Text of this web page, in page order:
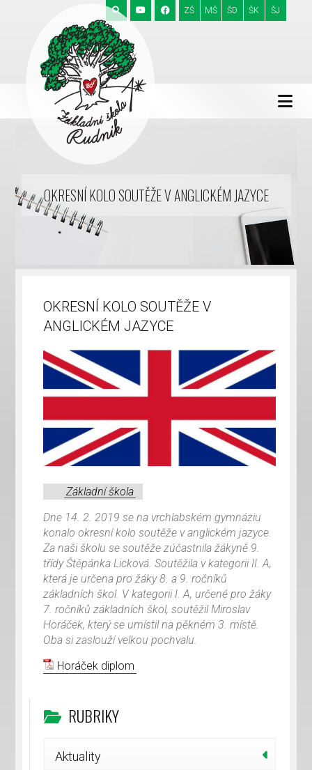
ZŠ MŠ ŠD ŠK ŠJ
OKRESNÍ KOLO SOUTĚŽE V ANGLICKÉM JAZYCE
OKRESNÍ KOLO SOUTĚŽE V
ANGLICKÉM JAZYCE
Základní škola
Dne 14. 2. 2019 se na vrchlabském gymnáziu
konalo okresní kolo soutěže v anglickém jazyce.
Za naši školu se soutěže zúčastnila žákyně 9.
třídy Štěpánka Licková. Soutěžila v kategorii II. A,
která je určena pro žáky 8. a 9. ročníků
základních škol. V kategorii I. A, určené pro žáky
7. ročníků základních škol, soutěžil Miroslav
Horáček, který se umístil na pěkném 3. místě.
Oba si zaslouží velkou pochvalu.
Horáček diplom
RUBRIKY
Aktuality